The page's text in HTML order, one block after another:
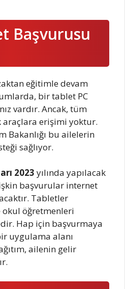
Başvurusu
eğitimle devam
bir tablet PC
vardır. Ancak, tüm
erişimi yoktur.
Bakanlığı bu ailelerin
sağlıyor.
2023 yılında yapılacak
başvurular internet
Tabletler
öğretmenleri
Hap için başvurmaya
uygulama alanı
ailenin gelir